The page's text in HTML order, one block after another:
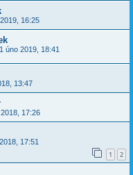
16:25
úno 2019, 18:41
13:47
17:26
17:51
1 2